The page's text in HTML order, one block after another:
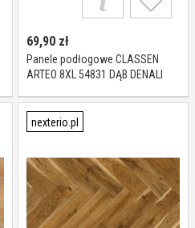
69,90 zł
Panele podłogowe CLASSEN
ARTEO 8XL 54831 DĄB DENALI
nexterio.pl